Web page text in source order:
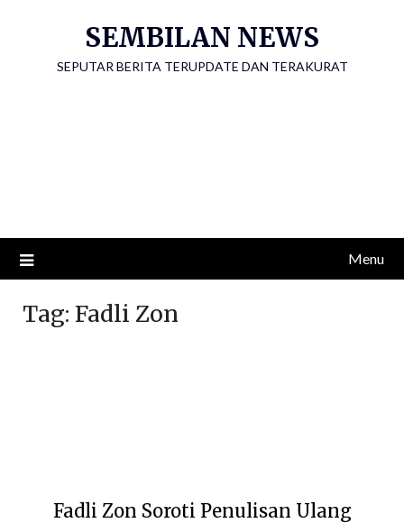
SEMBILAN NEWS
SEPUTAR BERITA TERUPDATE DAN TERAKURAT
Menu
Tag: Fadli Zon
Fadli Zon Soroti Penulisan Ulang